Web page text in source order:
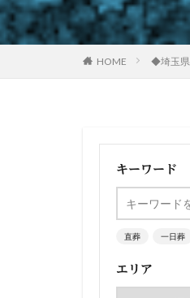
HOME ◆埼玉県
キーワード
直葬 一日葬
エリア